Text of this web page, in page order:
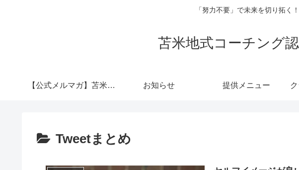
「努力不要」で未来を切り拓
苫米地式コーチング
【公式メルマガ】苫米地
チ 横山陽介
お知らせ 提供メニュー
Tweetまとめ